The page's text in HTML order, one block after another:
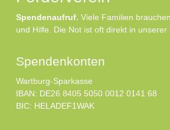
Spendenaufruf. Viele Familien
und Hilfe. Die Not ist oft direkt in unserer
Spendenkonten
Wartburg-Sparkasse
IBAN: DE26 8405 5050 0012 0141 68
BIC: HELADEF1WAK